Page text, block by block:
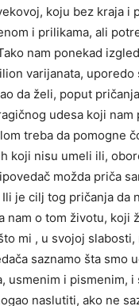
koju bez kraja i
i prilikama, ali
nam ponekad
varijanata,
da želi, poput
udesa koji
treba da pomogne
koji nisu umeli ili,
možda priča
je cilj tog pričanja da
nam o tom životu, koji
mi , u svojoj
saznamo šta smo
usmenim i pismenim,
naslutiti, ako ne